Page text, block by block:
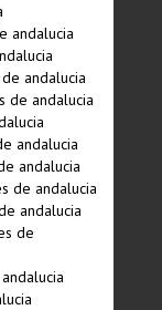
andalucia
andalucia
de andalucia
andalucia
andalucia
de andalucia
andalucia
de